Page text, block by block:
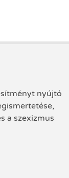
nyújtó
a szexizmus